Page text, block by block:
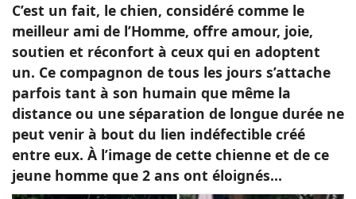
C’est un fait, le chien, considéré comme le
meilleur ami de l’Homme, offre amour, joie,
soutien et réconfort à ceux qui en adoptent
un. Ce compagnon de tous les jours s’attache
parfois tant à son humain que même la
distance ou une séparation de longue durée ne
peut venir à bout du lien indéfectible créé
entre eux. À l’image de cette chienne et de ce
jeune homme que 2 ans ont éloignés…